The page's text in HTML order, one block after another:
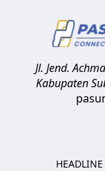
Jl. Jend.
Kabupaten
HEADLINE